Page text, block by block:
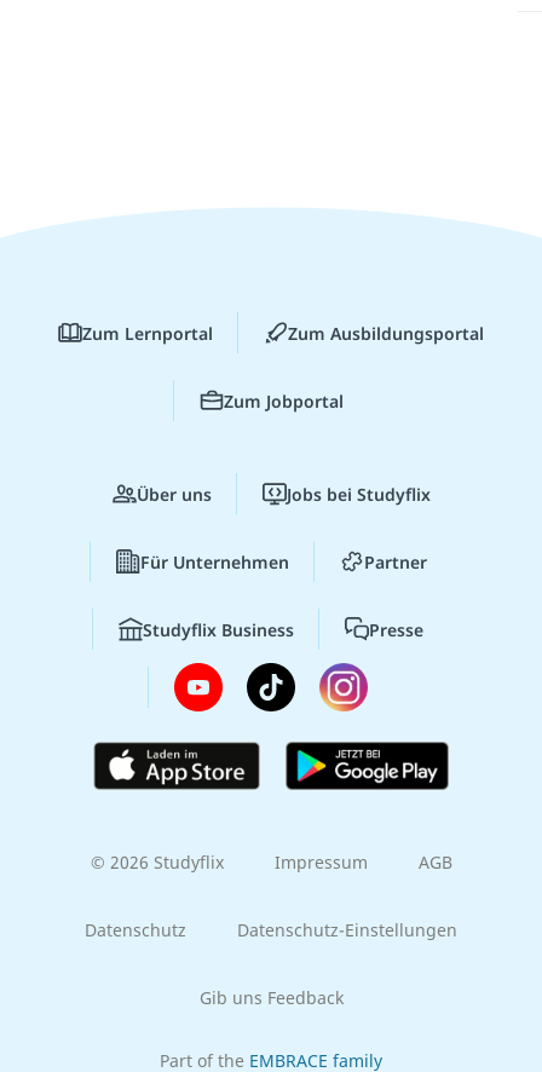
Zum Lernportal Zum Ausbildungsportal
Zum Jobportal
Über uns Jobs bei Studyflix
Für Unternehmen Partner
Studyflix Business Presse
© 2026 Studyflix Impressum AGB
Datenschutz Datenschutz-Einstellungen
Gib uns Feedback
Part of the EMBRACE family